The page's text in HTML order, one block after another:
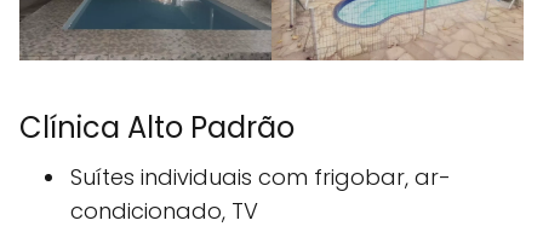
Clínica Alto Padrão
Suítes individuais com frigobar, ar-
condicionado, TV